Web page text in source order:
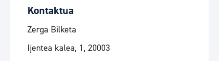
Kontaktua
Zerga Bilketa
Ijentea kalea, 1, 20003